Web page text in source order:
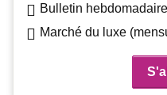
Bulletin hebdomadaire
Marché du luxe